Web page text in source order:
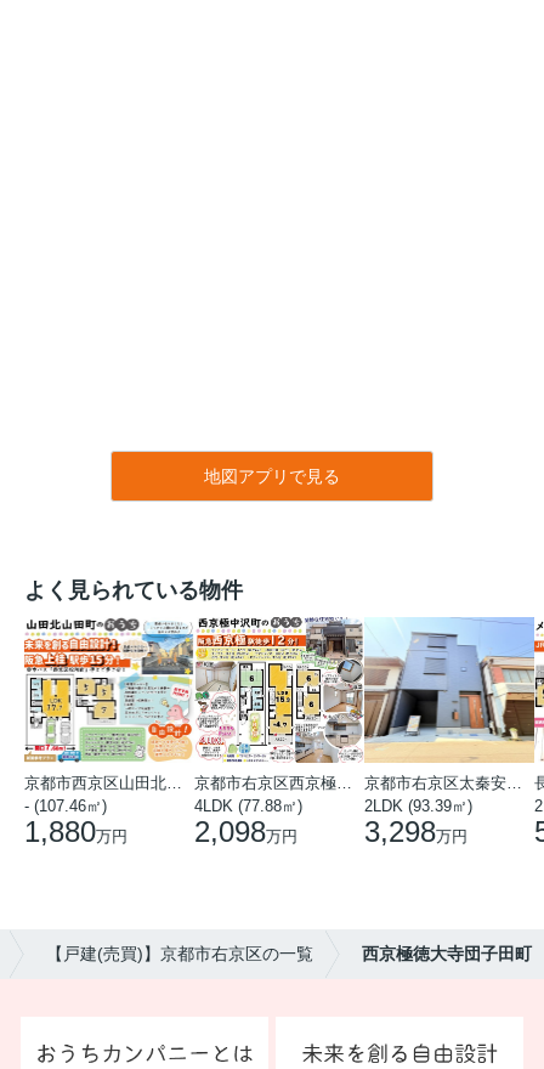
地図アプリで見る
よく見られている物件
京都市西京区山田北山田町
- (107.46㎡)
1,880万円
京都市右京区西京極中沢町
4LDK (77.88㎡)
2,098万円
京都市右京区太秦安井藤ノ木町
2LDK (93.39㎡)
3,298万円
【戸建(売買)】京都市右京区の一覧 西京極徳大寺団子田町